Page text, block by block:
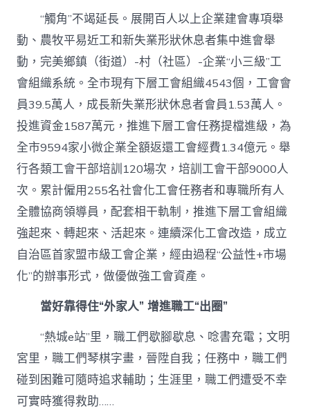
“觸角”不竭延長。展開百人以上企業建會專項舉
動、農牧平易近工和新失業形狀休息者集中進會舉
動，完美鄉鎮（街道）-村（社區）-企業“小三級”工
會組織系統。全市現有下層工會組織4543個，工會會
員39.5萬人，成長新失業形狀休息者會員1.53萬人。
投進資金1587萬元，推進下層工會任務提檔進級，為
全市9594家小微企業全額返還工會經費1.34億元。舉
行各類工會干部培訓120場次，培訓工會干部9000人
次。累計僱用255名社會化工會任務者和專職所有人
全體協商領導員，配套相干軌制，推進下層工會組織
強起來、轉起來、活起來。連續深化工會改造，成立
自治區首家盟市級工會企業，經由過程“公益性+市場
化”的辦事形式，做優做強工會資產。
當好靠得住“外家人” 增進職工“出圈”
“熱城e站”里，職工們歇腳歇息、唸書充電；文明
宮里，職工們琴棋字畫，晉陞自我；任務中，職工們
碰到困難可隨時追求輔助；生涯里，職工們遭受不幸
可實時獲得救助……